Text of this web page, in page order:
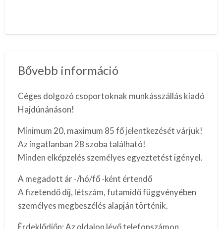
Bővebb információ
Céges dolgozó csoportoknak munkásszállás kiadó
Hajdúnánáson!
Minimum 20, maximum 85 fő jelentkezését várjuk!
Az ingatlanban 28 szoba található!
Minden elképzelés személyes egyeztetést igényel.
A megadott ár -/hó/fő -ként értendő
A fizetendő díj, létszám, futamidő függvényében
személyes megbeszélés alapján történik.
Èrdeklődjőn: Az oldalon lévő telefonszámon